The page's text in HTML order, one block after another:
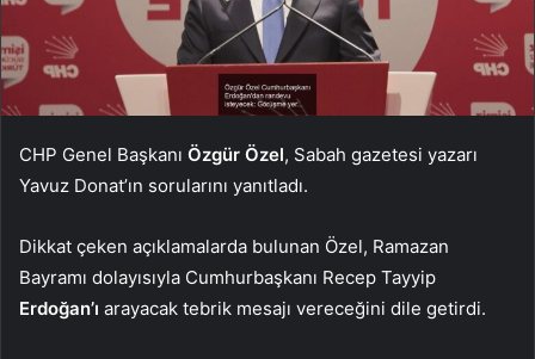
CHP Genel Başkanı Özgür Özel, Sabah gazetesi yazarı
Yavuz Donat’ın sorularını yanıtladı.
Dikkat çeken açıklamalarda bulunan Özel, Ramazan
Bayramı dolayısıyla Cumhurbaşkanı Recep Tayyip
Erdoğan’ı arayacak tebrik mesajı vereceğini dile getirdi.